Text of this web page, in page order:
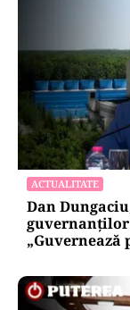
ACTUALITATE
Ce sumă a
polițiștilor ca